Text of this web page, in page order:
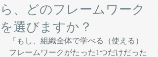
ら、どのフレームワーク
を選びますか？
「もし、組織全体で学べる（使える）
フレームワークがたった1つだけだった